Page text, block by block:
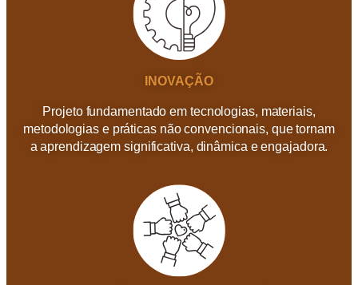
INOVAÇÃO
Projeto fundamentado em tecnologias, materiais,
metodologias e práticas não convencionais, que tornam
a aprendizagem significativa, dinâmica e engajadora.